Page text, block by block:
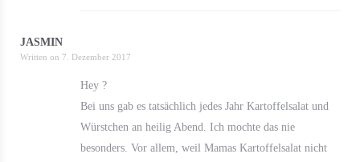
JASMIN
Written on 7. Dezember 2017
Hey ?
Bei uns gab es tatsächlich jedes Jahr Kartoffelsalat und
Würstchen an heilig Abend. Ich mochte das nie
besonders. Vor allem, weil Mamas Kartoffelsalat nicht